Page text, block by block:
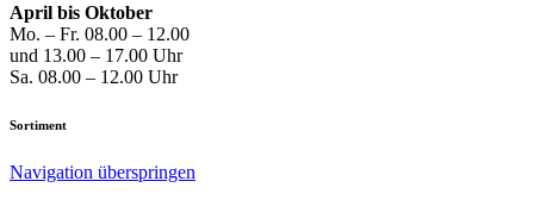
April bis Oktober
Mo. – Fr. 08.00 – 12.00
und 13.00 – 17.00 Uhr
Sa. 08.00 – 12.00 Uhr
Sortiment
Navigation überspringen